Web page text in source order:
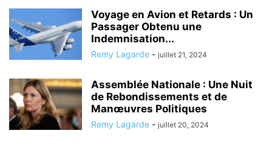
Voyage en Avion et Retards : Un
Passager Obtenu une
Indemnisation...
Remy Lagarde - juillet 21, 2024
Assemblée Nationale : Une Nuit
de Rebondissements et de
Manœuvres Politiques
Remy Lagarde - juillet 20, 2024